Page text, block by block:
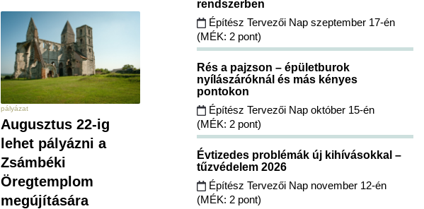
pályázat
Augusztus 22-ig
lehet pályázni a
Zsámbéki
Öregtemplom
megújítására
rendszerben
Építész Tervezői Nap szeptember 17-én
(MÉK: 2 pont)
Rés a pajzson – épületburok
nyílászáróknál és más kényes
pontokon
Építész Tervezői Nap október 15-én
(MÉK: 2 pont)
Évtizedes problémák új kihívásokkal –
tűzvédelem 2026
Építész Tervezői Nap november 12-én
(MÉK: 2 pont)